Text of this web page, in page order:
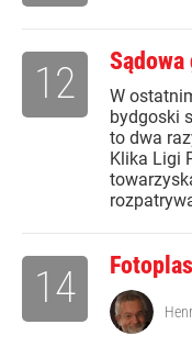
W
bydgoski
to dwa
Klika Ligi
12
14